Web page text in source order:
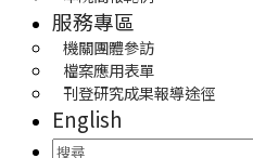
服務專區
機關團體參訪
檔案應用表單
刊登研究成果報導途徑
English